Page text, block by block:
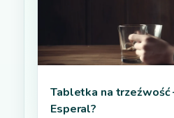
Tabletka na trzeźwość
Esperal?